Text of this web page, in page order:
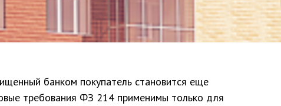
банком покупатель становится еще
требования ФЗ 214 применимы только для